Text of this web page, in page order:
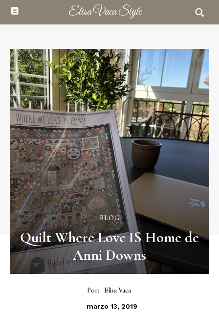
Elisa Vaca Style
BLOG
Quilt Where Love IS Home de
Anni Downs
Por: Elisa Vaca
marzo 13, 2019